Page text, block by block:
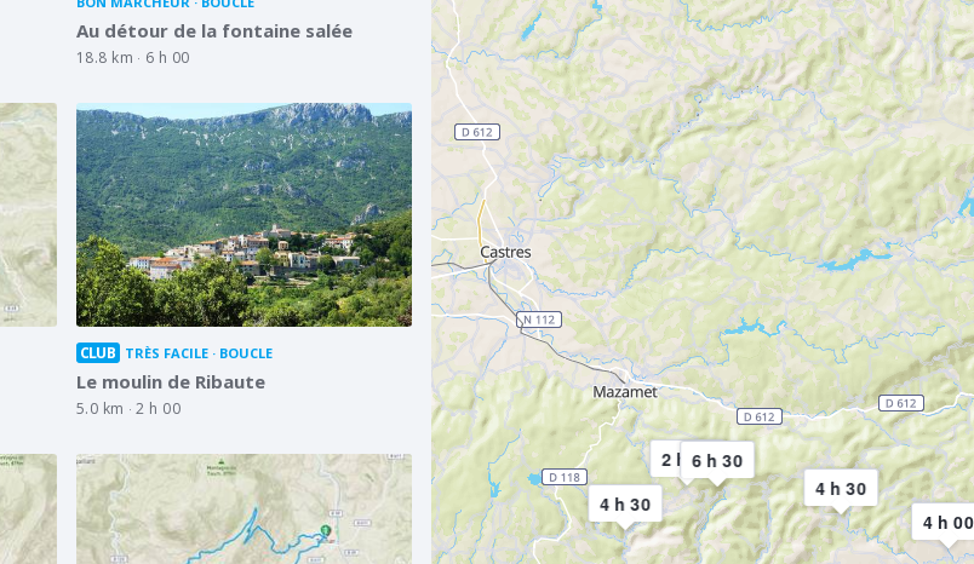
Au détour de la fontaine salée
18.8 km 6 h 00
CLUB TRÈS FACILE BOUCLE
Le moulin de Ribaute
5.0 km 2 h 00
4 h 30
2 h 30
4 h 00
6 h 30
4 h 30